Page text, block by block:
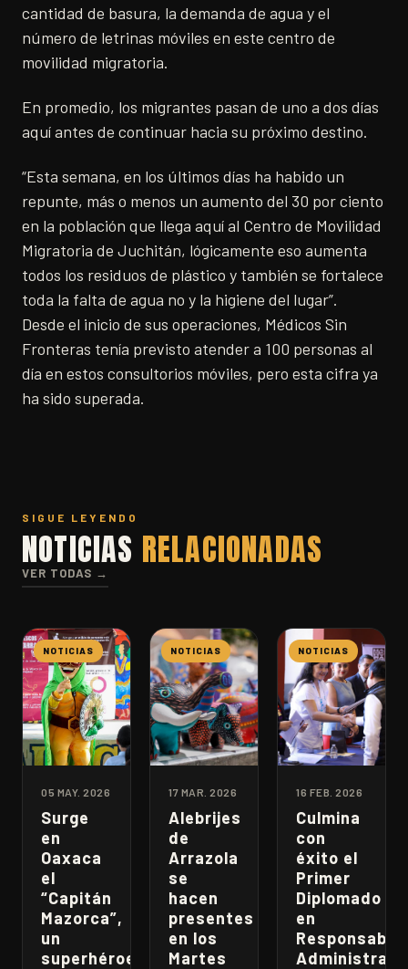
cantidad de basura, la demanda de agua y el
número de letrinas móviles en este centro de
movilidad migratoria.
En promedio, los migrantes pasan de uno a dos días
aquí antes de continuar hacia su próximo destino.
“Esta semana, en los últimos días ha habido un
repunte, más o menos un aumento del 30 por ciento
en la población que llega aquí al Centro de Movilidad
Migratoria de Juchitán, lógicamente eso aumenta
todos los residuos de plástico y también se fortalece
toda la falta de agua no y la higiene del lugar”.
Desde el inicio de sus operaciones, Médicos Sin
Fronteras tenía previsto atender a 100 personas al
día en estos consultorios móviles, pero esta cifra ya
ha sido superada.
SIGUE LEYENDO
NOTICIAS RELACIONADAS
VER TODAS →
NOTICIAS
05 MAY. 2026
Surge
en
Oaxaca
el
“Capitán
Mazorca”,
un
superhéroe
NOTICIAS
17 MAR. 2026
Alebrijes
de
Arrazola
se
hacen
presentes
en los
Martes
NOTICIAS
16 FEB. 2026
Culmina
con
éxito el
Primer
Diplomado
en